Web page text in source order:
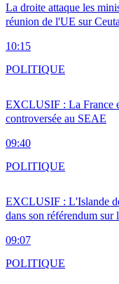
La droite attaque les
réunion de l'UE sur Ceuta
10:15
EXCLUSIF : La France
controversée au SEAE
09:40
POLITIQUE
EXCLUSIF : L'Islande
dans son référendum sur
09:07
POLITIQUE
POLITIQUE